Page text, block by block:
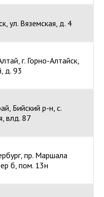
ул. Вяземская, д. 4
г. Горно-Алтайск,
д. 93
Бийский р-н, с.
влд. 87
пр. Маршала
б, пом. 13н